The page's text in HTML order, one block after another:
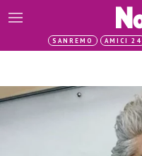
SANREMO AMICI 24